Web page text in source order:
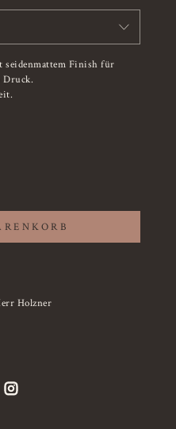
seidenmattem Finish für
Druck.
Holzner